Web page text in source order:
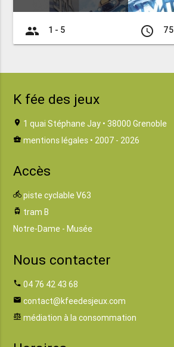
group 1 - 5 access_time 75
K fée des jeux
location_on 1 quai Stéphane Jay • 38000 Grenoble
business_center mentions légales • 2007 - 2026
Accès
directions_bike piste cyclable V63
tram tram B
Notre-Dame - Musée
Nous contacter
phone 04 76 42 43 68
email contact@kfeedesjeux.com
balance médiation à la consommation